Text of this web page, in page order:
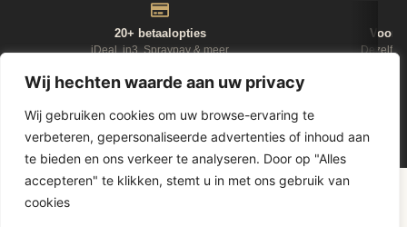
Wij hechten waarde aan uw privacy
Wij gebruiken cookies om uw browse-ervaring te
verbeteren, gepersonaliseerde advertenties of inhoud aan
te bieden en ons verkeer te analyseren. Door op "Alles
accepteren" te klikken, stemt u in met ons gebruik van
cookies
20+ betaalopties
iDeal, in3, Spraypay & meer
Voor
NIEUWSBRIEF
D-Fokker